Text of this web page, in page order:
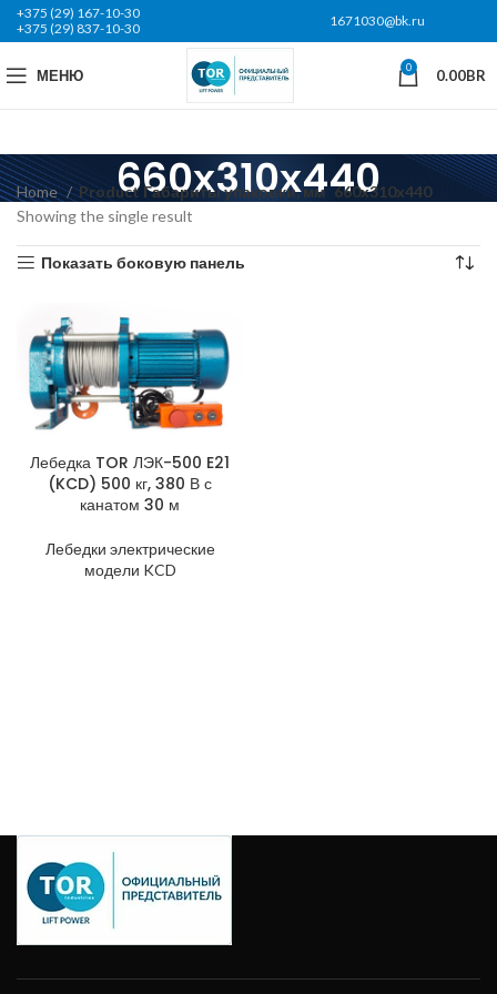
+375 (29) 167-10-30
+375 (29) 837-10-30
1671030@bk.ru
МЕНЮ 0 0.00BR
660х310х440
Home Product Габариты упаковки, мм 660х310х440
Showing the single result
Показать боковую панель
Лебедка TOR ЛЭК-500 E21
(KCD) 500 кг, 380 В с
канатом 30 м
Лебедки электрические
модели KCD